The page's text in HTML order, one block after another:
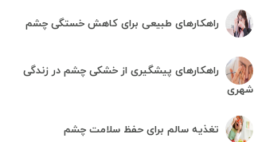
راهکارهای طبیعی برای کاهش خستگی چشم
راهکارهای پیشگیری از خشکی چشم در زندگی
شهری
تغذیه سالم برای حفظ سلامت چشم